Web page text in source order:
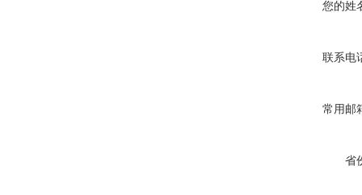
您的姓
联系电
常用邮
省